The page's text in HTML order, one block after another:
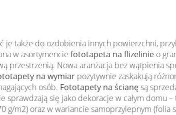
także do ozdobienia innych powierzchni,
w asortymencie fototapeta na flizelinie o
przestrzenią. Nowa aranżacja bez wątpienia
na wymiar pozytywnie zaskakują
osób. Fototapety na ścianęsą
się jako dekoracje w całym domu
m2) oraz w wariancie samoprzylepnym (folia